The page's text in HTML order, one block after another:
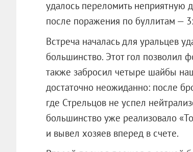
удалось переломить неприятную
после поражения по буллитам —
Встреча началась для уральцев
большинство. Этот гол позволил
также забросил четыре шайбы
достаточно неожиданно: после
где Стрельцов не успел
большинство уже реализовало
и вывел хозяев вперед в счете.